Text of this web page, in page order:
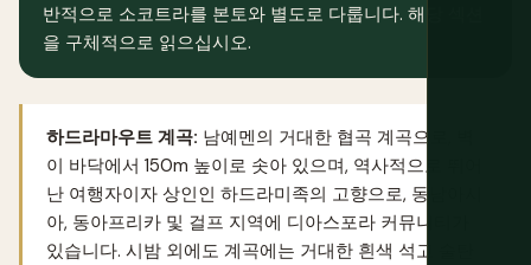
반적으로 소코트라를 본토와 별도로 다룹니다. 해당 섹션
을 구체적으로 읽으십시오.
하드라마우트 계곡: 남예멘의 거대한 협곡 계곡으로, 벽
이 바닥에서 150m 높이로 솟아 있으며, 역사적으로 뛰어
난 여행자이자 상인인 하드라미족의 고향으로, 동남아시
아, 동아프리카 및 걸프 지역에 디아스포라 커뮤니티가
있습니다. 시밤 외에도 계곡에는 거대한 흰색 석고 술탄